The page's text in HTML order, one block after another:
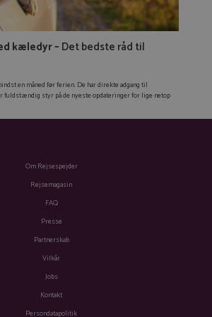
kæledyr – Det bedste råd til
en måned før ferien. De har direkte adgang til
fuldstændig styr på de nyeste opdateringer for lige netop
Om Rejsespejder
Rejsemagasin
FAQ
Presse
Partnerskab
Vilkår
Jobs
Kontakt
Persondatapolitik